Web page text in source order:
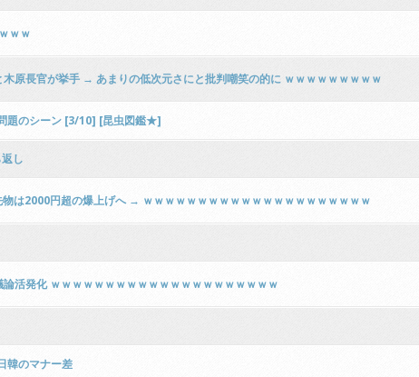
ｗｗ
原長官が挙手 → あまりの低次元さにと批判嘲笑の的に ｗｗｗｗｗｗｗｗｗ
題のシーン [3/10] [昆虫図鑑★]
し
は2000円超の爆上げへ → ｗｗｗｗｗｗｗｗｗｗｗｗｗｗｗｗｗｗｗｗｗ
活発化 ｗｗｗｗｗｗｗｗｗｗｗｗｗｗｗｗｗｗｗｗｗ
韓のマナー差